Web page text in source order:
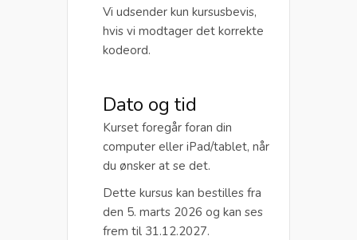
Vi udsender kun kursusbevis,
hvis vi modtager det korrekte
kodeord.
Dato og tid
Kurset foregår foran din
computer eller iPad/tablet, når
du ønsker at se det.
Dette kursus kan bestilles fra
den 5. marts 2026 og kan ses
frem til 31.12.2027.